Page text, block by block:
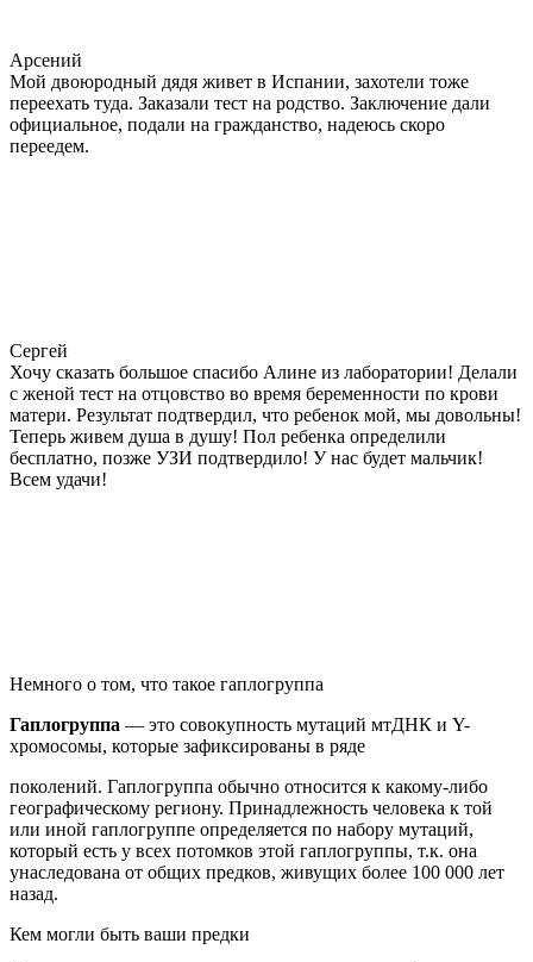
Арсений
Мой двоюродный дядя живет в Испании, захотели тоже
переехать туда. Заказали тест на родство. Заключение дали
официальное, подали на гражданство, надеюсь скоро
переедем.
Сергей
Хочу сказать большое спасибо Алине из лаборатории! Делали
с женой тест на отцовство во время беременности по крови
матери. Результат подтвердил, что ребенок мой, мы довольны!
Теперь живем душа в душу! Пол ребенка определили
бесплатно, позже УЗИ подтвердило! У нас будет мальчик!
Всем удачи!
Немного о том, что такое гаплогруппа
Гаплогруппа — это совокупность мутаций мтДНК и Y-
хромосомы, которые зафиксированы в ряде
поколений. Гаплогруппа обычно относится к какому-либо
географическому региону. Принадлежность человека к той
или иной гаплогруппе определяется по набору мутаций,
который есть у всех потомков этой гаплогруппы, т.к. она
унаследована от общих предков, живущих более 100 000 лет
назад.
Кем могли быть ваши предки